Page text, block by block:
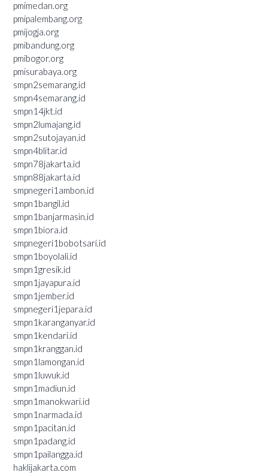
pmimedan.org
pmipalembang.org
pmijogja.org
pmibandung.org
pmibogor.org
pmisurabaya.org
smpn2semarang.id
smpn4semarang.id
smpn14jkt.id
smpn2lumajang.id
smpn2sutojayan.id
smpn4blitar.id
smpn78jakarta.id
smpn88jakarta.id
smpnegeri1ambon.id
smpn1bangil.id
smpn1banjarmasin.id
smpn1biora.id
smpnegeri1bobotsari.id
smpn1boyolali.id
smpn1gresik.id
smpn1jayapura.id
smpn1jember.id
smpnegeri1jepara.id
smpn1karanganyar.id
smpn1kendari.id
smpn1kranggan.id
smpn1lamongan.id
smpn1luwuk.id
smpn1madiun.id
smpn1manokwari.id
smpn1narmada.id
smpn1pacitan.id
smpn1padang.id
smpn1pailangga.id
haklijakarta.com